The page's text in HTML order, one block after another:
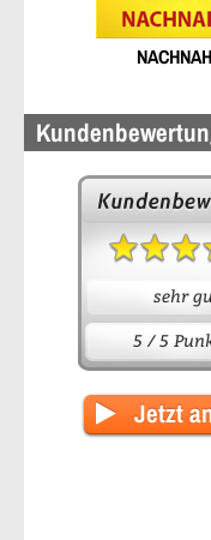
sehr
5 / 5
Jetzt